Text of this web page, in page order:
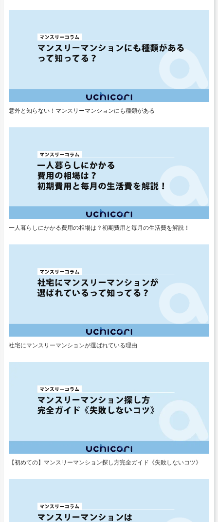
意外と知らない！マンスリーマンションにも種類がある
一人暮らしにかかる費用の相場は？初期費用と毎月の生活費を解説！
社宅にマンスリーマンションが選ばれている理由
【初めての】マンスリーマンション探し方完全ガイド《失敗しないコツ》